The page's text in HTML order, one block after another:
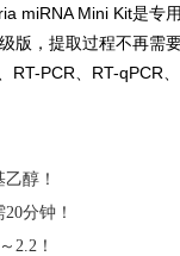
miRNA Mini Kit是专
版，提取过程不再需
RT-PCR、RT-qPCR
醇！
分钟！
2.2！